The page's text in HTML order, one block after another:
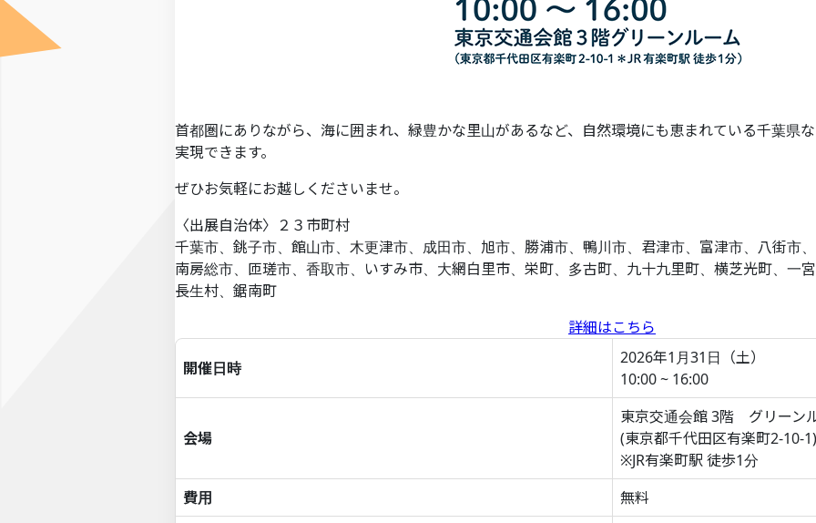
首都圏にありながら、海に囲まれ、緑豊かな里山があるなど、自然環境にも恵まれている千葉県
実現できます。
ぜひお気軽にお越しくださいませ。
〈出展自治体〉２３市町村
千葉市、銚子市、館山市、木更津市、成田市、旭市、勝浦市、鴨川市、君津市、富津市、八街市、
南房総市、匝瑳市、香取市、いすみ市、大網白里市、栄町、多古町、九十九里町、横芝光町、一
長生村、鋸南町
詳細はこちら
開催日時
2026年1月31日（土）
10:00 ~ 16:00
会場
東京交通会館 3階 グリーン
(東京都千代田区有楽町2-10-1)
※JR有楽町駅 徒歩1分
費用
無料